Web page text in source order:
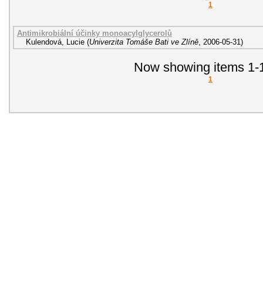
1
Antimikrobiální účinky monoacylglycerolů
Kulendová, Lucie (Univerzita Tomáše Bati ve Zlíně, 2006-05-31)
Now showing items 1-
1